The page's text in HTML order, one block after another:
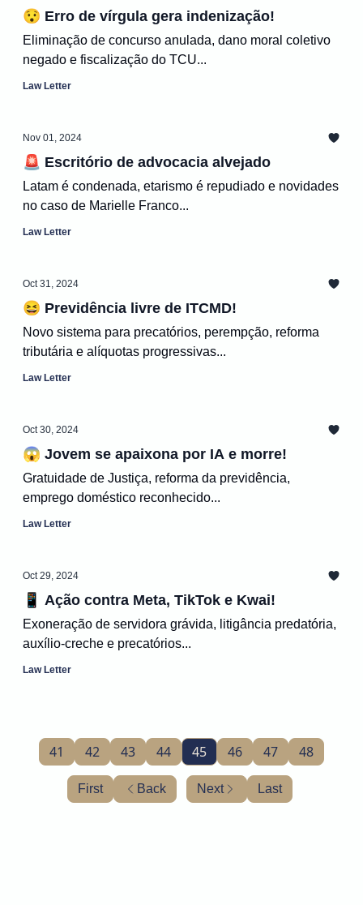
😯 Erro de vírgula gera indenização!
Eliminação de concurso anulada, dano moral coletivo
negado e fiscalização do TCU...
Law Letter
Nov 01, 2024
🚨 Escritório de advocacia alvejado
Latam é condenada, etarismo é repudiado e novidades
no caso de Marielle Franco...
Law Letter
Oct 31, 2024
😆 Previdência livre de ITCMD!
Novo sistema para precatórios, perempção, reforma
tributária e alíquotas progressivas...
Law Letter
Oct 30, 2024
😱 Jovem se apaixona por IA e morre!
Gratuidade de Justiça, reforma da previdência,
emprego doméstico reconhecido...
Law Letter
Oct 29, 2024
📱 Ação contra Meta, TikTok e Kwai!
Exoneração de servidora grávida, litigância predatória,
auxílio-creche e precatórios...
Law Letter
First Back
41 42 43 44 45 46 47 48
Next Last